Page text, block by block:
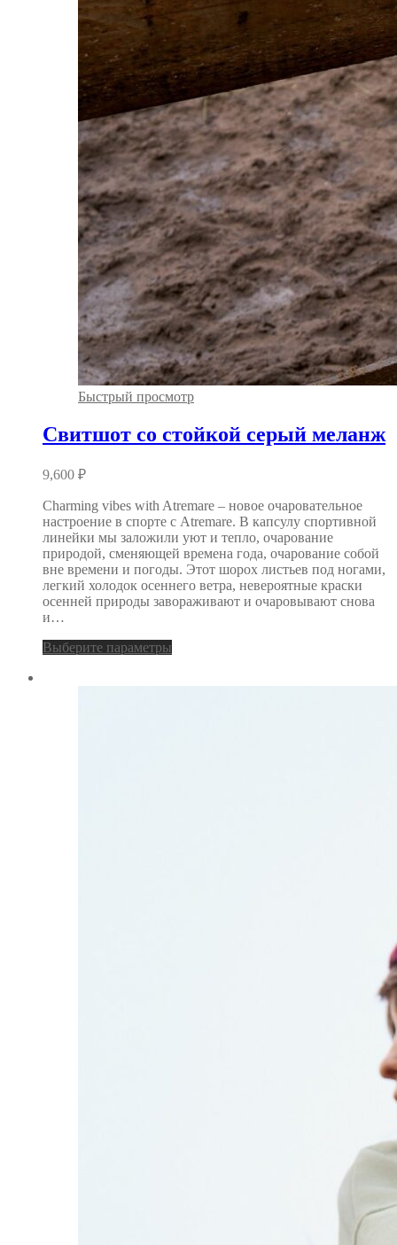
Быстрый просмотр
Свитшот со стойкой серый меланж
9,600 ₽
Charming vibes with Atremare – новое очаровательное
настроение в спорте с Atremare. В капсулу спортивной
линейки мы заложили уют и тепло, очарование
природой, сменяющей времена года, очарование собой
вне времени и погоды. Этот шорох листьев под ногами,
легкий холодок осеннего ветра, невероятные краски
осенней природы завораживают и очаровывают снова
и…
Выберите параметры